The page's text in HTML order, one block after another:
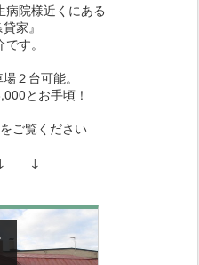
院様近くにある
家』
す。
２台可能。
とお手頃！
ご覧ください
↓